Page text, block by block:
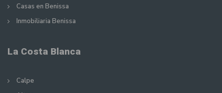
Casas en Benissa
Inmobiliaria Benissa
La Costa Blanca
Calpe